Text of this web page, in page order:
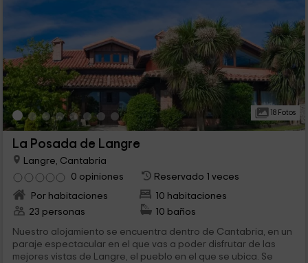
18 Fotos
La Posada de Langre
Langre, Cantabria
0 opiniones
Reservado 1 veces
Por habitaciones
10 habitaciones
23 personas
10 baños
Nuestro alojamiento se encuentra dentro de Cantabria, en un
paraje espectacular en el que vas a poder disfrutar de las
mejores vistas de Langre, el pueblo en el que se ubica. Se